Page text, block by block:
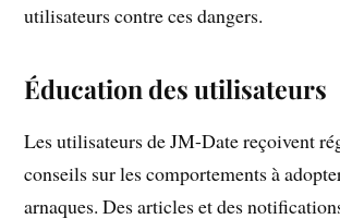
utilisateurs contre ces dangers.
Éducation des utilisateurs
Les utilisateurs de JM-Date reçoivent
conseils sur les comportements à
arnaques. Des articles et des